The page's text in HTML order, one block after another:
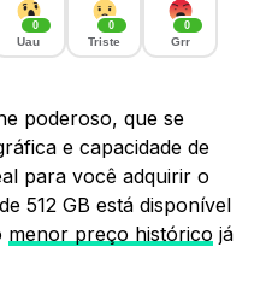
0
Uau
0
Triste
0
Grr
poderoso, que se
e capacidade de
para você adquirir o
512 GB está disponível
menor preço histórico já